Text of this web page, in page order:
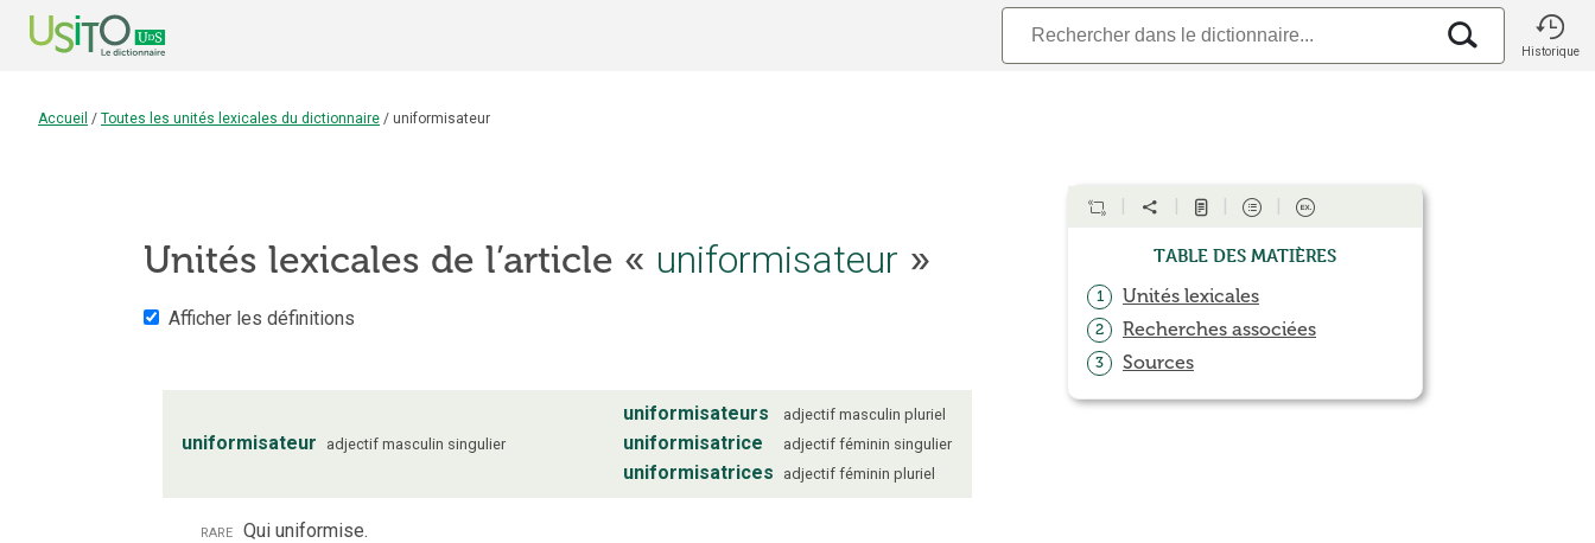
Historique
Accueil / Toutes les unités lexicales du dictionnaire / uniformisateur
Unités lexicales de l’article « uniformisateur »
Afficher les définitions
uniformisateur adjectif masculin singulier
uniformisateurs adjectif masculin pluriel
uniformisatrice adjectif féminin singulier
uniformisatrices adjectif féminin pluriel
rare Qui uniformise.
Table des matières
1 Unités lexicales
2 Recherches associées
3 Sources